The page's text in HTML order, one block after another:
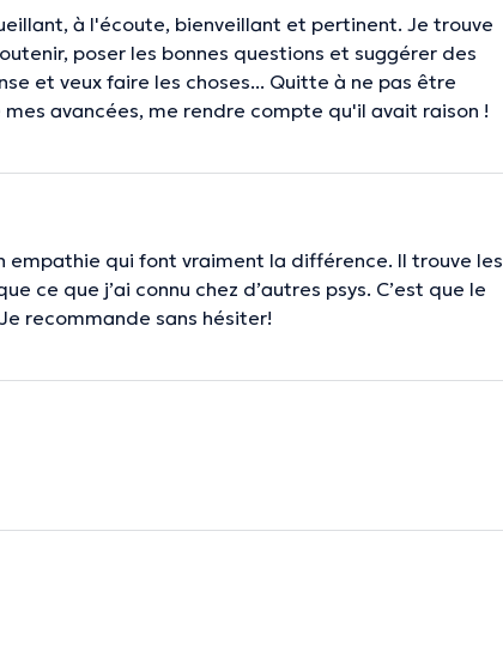
à l'écoute, bienveillant et pertinent. Je trouve
poser les bonnes questions et suggérer des
et veux faire les choses... Quitte à ne pas être
avancées, me rendre compte qu'il avait raison !
empathie qui font vraiment la différence. Il trouve les
ce que j’ai connu chez d’autres psys. C’est que le
recommande sans hésiter!